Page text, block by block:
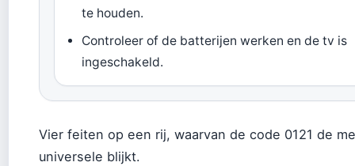
te houden.
Controleer of de batterijen werken en de tv is
ingeschakeld.
Vier feiten op een rij, waarvan de code 0121 de
universele blijkt.